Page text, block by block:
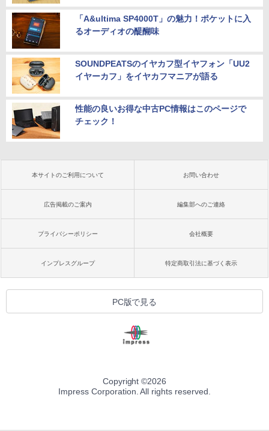
「A&ultima SP4000T」の魅力！ポケットに入
るオーディオの醍醐味
SOUNDPEATSのイヤカフ型イヤフォン「UU2
イヤーカフ」をイヤカフマニアが語る
性能の良いお得な中古PC情報はこのページで
チェック！
本サイトのご利用について お問い合わせ
広告掲載のご案内 編集部へのご連絡
プライバシーポリシー 会社概要
インプレスグループ 特定商取引法に基づく表示
PC版で見る
Copyright ©2026
Impress Corporation. All rights reserved.